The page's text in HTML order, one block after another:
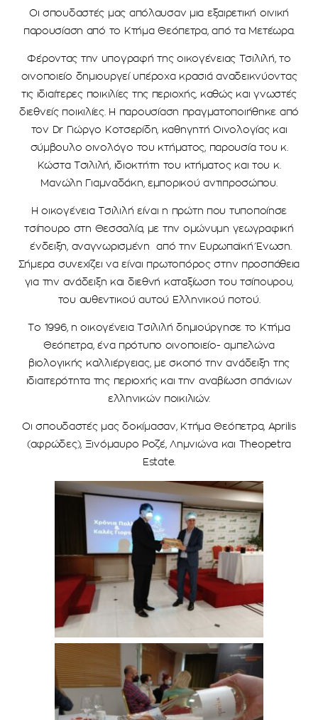
Οι σπουδαστές μας απόλαυσαν μια εξαιρετική οινική
παρουσίαση από το Κτήμα Θεόπετρα, από τα Μετέωρα.
Φέροντας την υπογραφή της οικογένειας Τσιλιλή, το
οινοποιείο δημιουργεί υπέροχα κρασιά αναδεικνύοντας
τις ιδιαίτερες ποικιλίες της περιοχής, καθώς και γνωστές
διεθνείς ποικιλίες. Η παρουσίαση πραγματοποιήθηκε από
τον Dr Γιώργο Κοτσερίδη, καθηγητή Οινολογίας και
σύμβουλο οινολόγο του κτήματος, παρουσία του κ.
Κώστα Τσιλιλή, ιδιοκτήτη του κτήματος και του κ.
Μανώλη Γιαμναδάκη, εμπορικού αντιπροσώπου.
Η οικογένεια Τσιλιλή είναι η πρώτη που τυποποίησε
τσίπουρο στη Θεσσαλία, με την ομώνυμη γεωγραφική
ένδειξη, αναγνωρισμένη από την Ευρωπαϊκή Ένωση.
Σήμερα συνεχίζει να είναι πρωτοπόρος στην προσπάθεια
για την ανάδειξη και διεθνή καταξίωση του τσίπουρου,
του αυθεντικού αυτού Ελληνικού ποτού.
Το 1996, η οικογένεια Τσιλιλή δημιούργησε το Κτήμα
Θεόπετρα, ένα πρότυπο οινοποιείο- αμπελώνα
βιολογικής καλλιέργειας, με σκοπό την ανάδειξη της
ιδιαιτερότητα της περιοχής και την αναβίωση σπάνιων
ελληνικών ποικιλιών.
Οι σπουδαστές μας δοκίμασαν, Κτήμα Θεόπετρα, Aprilis
(αφρώδες), Ξινόμαυρο Ροζέ, Λημνιώνα και Theopetra
Estate.